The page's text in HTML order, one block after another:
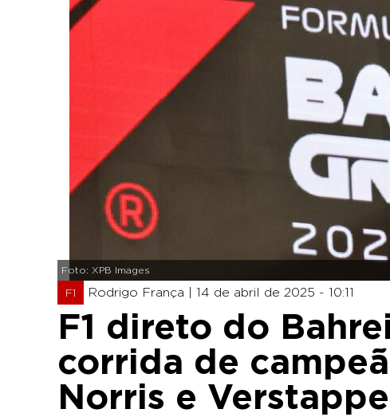
Foto: XPB Images
F1 Rodrigo França | 14 de abril de 2025 - 10:11
F1 direto do
corrida de
Norris e